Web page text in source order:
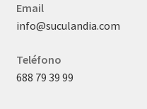
Email
info@suculandia.com
Teléfono
688 79 39 99